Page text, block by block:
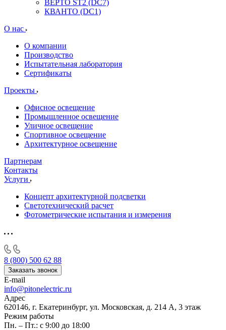
ВЕРТО ST2 (DC7)
КВАНТО (DC1)
О нас
О компании
Производство
Испытательная лаборатория
Сертификаты
Проекты
Офисное освещение
Промышленное освещение
Уличное освещение
Спортивное освещение
Архитектурное освещение
Партнерам
Контакты
Услуги
Концепт архитектурной подсветки
Светотехнический расчет
Фотометрические испытания и измерения
8 (800) 500 62 88
Заказать звонок
E-mail
info@pitonelectric.ru
Адрес
620146, г. Екатеринбург, ул. Московская, д. 214 А, 3 этаж
Режим работы
Пн. – Пт.: с 9:00 до 18:00